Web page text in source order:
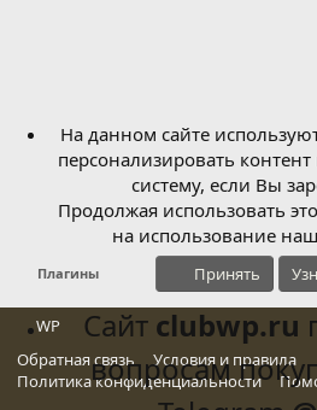
Плагины
WP
Обратная связь
Условия и правила
Политика конфиденциальности
На данном сайте
персонализировать
систему, если Вы
Продолжая использовать
на использование
Принять
Сайт clubwp.ru
вопросам